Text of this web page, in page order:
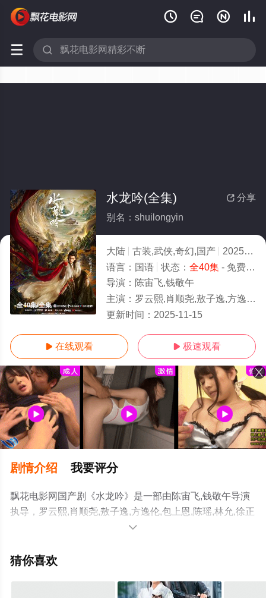
   
 
全40集/全集
 分享
水龙吟(全集)
别名：shuilongyin
大陆 古装,武侠,奇幻,国产 2025
8.0
语言： 国语 状态： 全40集- 免费在线观看
导演： 陈宙飞,钱敬午
主演： 罗云熙,肖顺尧,敖子逸,方逸伦,包上恩,陈瑶,林允,徐正溪,王以纶,谢彬彬,姜贞羽,白
更新时间： 2025-11-15
 在线观看  极速观看
剧情介绍 我要评分
飘花电影网国产剧《水龙吟》是一部由陈宙飞,钱敬午导演
执导，罗云熙,肖顺尧,敖子逸,方逸伦,包上恩,陈瑶,林允,徐正
溪,王以纶,谢彬彬,姜贞羽,白澍,李家豪,杨仕泽,常华森,夏之
睿,修庆,崔鹏,卢星宇,刘昱晗,张垒,陈博豪,杜雨宸,侯桐江,李
情已揭晓（全40集），手机免费观看高清未删减完整版电

猜你喜欢